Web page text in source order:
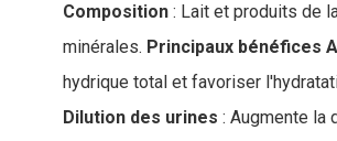
Composition : Lait et produits de
minérales. Principaux bénéfices
hydrique total et favoriser
Dilution des urines : Augmente la